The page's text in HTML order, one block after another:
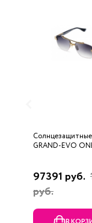
GRAND-EVO
97391 руб.
руб.